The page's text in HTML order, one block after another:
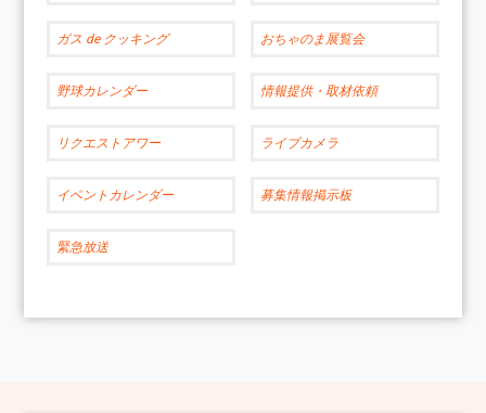
ガス de クッキング おちゃのま展覧会
野球カレンダー 情報提供・取材依頼
リクエストアワー ライブカメラ
イベントカレンダー 募集情報掲示板
緊急放送